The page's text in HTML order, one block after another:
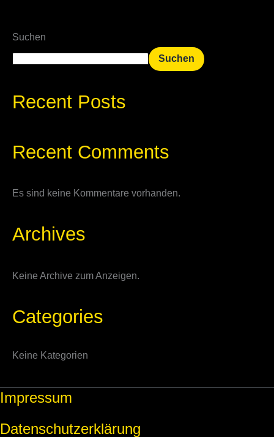
Suchen
Suchen
Recent Posts
Recent Comments
Es sind keine Kommentare vorhanden.
Archives
Keine Archive zum Anzeigen.
Categories
Keine Kategorien
Impressum
Datenschutzerklärung